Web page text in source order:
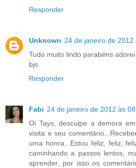
Responder
Unknown 24 de janeiro de 2012
Tudo muito lindo parabéns
bjs
Responder
Fabi 24 de janeiro de 2012 às
Oi Tays, desculpe a demora
visita e seu
uma honra...Estou feliz, feliz,
caminhando a passos lentos,
aprender, por isso os